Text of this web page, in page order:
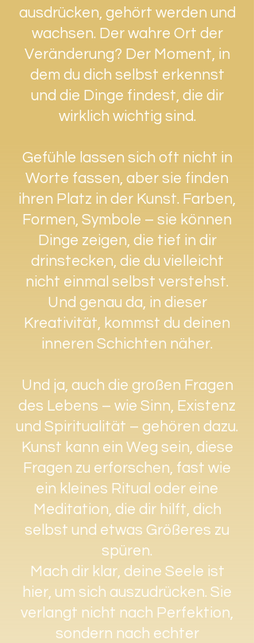
ausdrücken, gehört werden und
wachsen. Der wahre Ort der
Veränderung? Der Moment, in
dem du dich selbst erkennst
und die Dinge findest, die dir
wirklich wichtig sind.
Gefühle lassen sich oft nicht in
Worte fassen, aber sie finden
ihren Platz in der Kunst. Farben,
Formen, Symbole – sie können
Dinge zeigen, die tief in dir
drinstecken, die du vielleicht
nicht einmal selbst verstehst.
Und genau da, in dieser
Kreativität, kommst du deinen
inneren Schichten näher.
Und ja, auch die großen Fragen
des Lebens – wie Sinn, Existenz
und Spiritualität – gehören dazu.
Kunst kann ein Weg sein, diese
Fragen zu erforschen, fast wie
ein kleines Ritual oder eine
Meditation, die dir hilft, dich
selbst und etwas Größeres zu
spüren.
Mach dir klar, deine Seele ist
hier, um sich auszudrücken. Sie
verlangt nicht nach Perfektion,
sondern nach echter